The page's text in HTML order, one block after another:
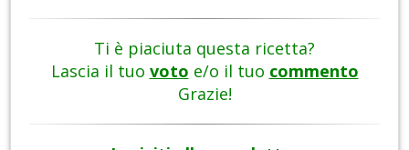
Ti è piaciuta questa ricetta?
Lascia il tuo voto e/o il tuo commento
Grazie!